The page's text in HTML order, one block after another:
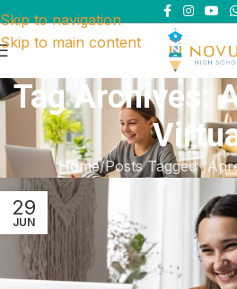
Skip to navigation
Skip to main content
Tag Archives:
Home Posts Tagged
29
JUN